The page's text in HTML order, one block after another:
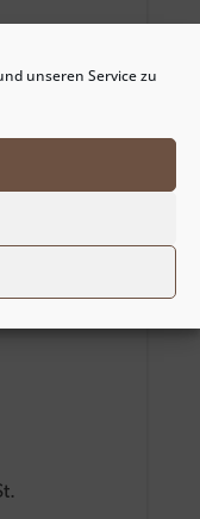
unseren Service zu